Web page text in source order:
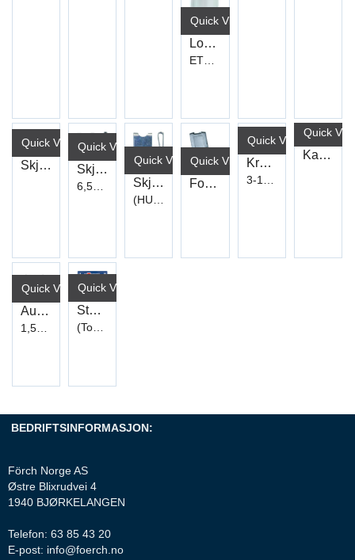
Quick View+
Loddeskjøt 0,5-1,0mm² Rød
Quick View+
Skjermklips 4,8 18,25X16,00
Quick View+
Skjermklips (SV02)
Quick View+
Skjermklips 4,2 24,50X11,00
(HUC06)
Quick View+
Forsenkersett 6,3-20.5Mm Tin
Quick View+
Krympestrømpe Sortiment 3:1
Quick
Kabel Pvc Sort 3X1,0 (50)
Quick View+
Autokabel 1x1,5mm²
Quick View+
Stativ strips blått
BEDRIFTSINFORMASJON:
Förch Norge AS
Østre Blixrudvei 4
1940 BJØRKELANGEN
Telefon: 63 85 43 20
E-post: info@foerch.no